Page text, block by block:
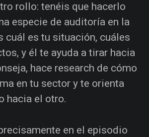
rollo: tenéis que hacerlo
especie de auditoría en la
cuál es tu situación, cuáles
y él te ayuda a tirar hacia
hace research de cómo
en tu sector y te orienta
hacia el otro.
en el episodio